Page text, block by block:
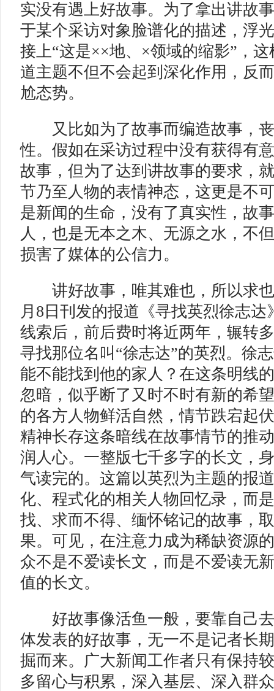
实没有遇上好故事。为了拿出讲故
于某个采访对象脸谱化的描述，浮
接上“这是××地、×领域的缩影”，
道主题不但不会起到深化作用，反
尬态势。
又比如为了故事而编造故事，丧
性。假如在采访过程中没有获得有
故事，但为了达到讲故事的要求，
节乃至人物的表情神态，这更是不
是新闻的生命，没有了真实性，故
人，也是无本之木、无源之水，不
损害了媒体的公信力。
讲好故事，唯其难也，所以求也
月8日刊发的报道《寻找英烈徐志
线索后，前后费时将近两年，辗转
寻找那位名叫“徐志达”的英烈。徐
能不能找到他的家人？在这条明线
忽暗，似乎断了又时不时有新的希
的各方人物鲜活自然，情节跌宕起
精神长存这条暗线在故事情节的推
润人心。一整版七千多字的长文，
气读完的。这篇以英烈为主题的报
化、程式化的相关人物回忆录，而
找、求而不得、缅怀铭记的故事，
果。可见，在注意力成为稀缺资源
众不是不爱读长文，而是不爱读无
值的长文。
好故事像活鱼一般，要靠自己去
体发表的好故事，无一不是记者长
掘而来。广大新闻工作者只有保持
多留心与积累，深入基层、深入群